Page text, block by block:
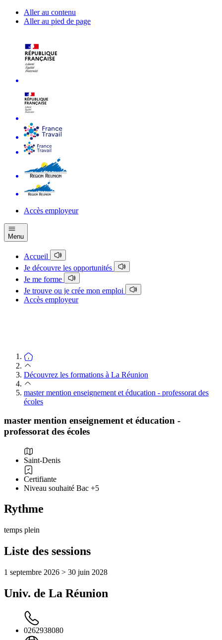
Aller au contenu
Aller au pied de page
Accès employeur
Menu
Accueil
Je découvre les opportunités
Je me forme
Je trouve ou je crée mon emploi
Accès employeur
Découvrez les formations à La Réunion
master mention enseignement et éducation - professorat des
écoles
master mention enseignement et éducation -
professorat des écoles
Saint-Denis
Certifiante
Niveau souhaité Bac +5
Rythme
temps plein
Liste des sessions
1 septembre 2026 > 30 juin 2028
Univ. de La Réunion
0262938080